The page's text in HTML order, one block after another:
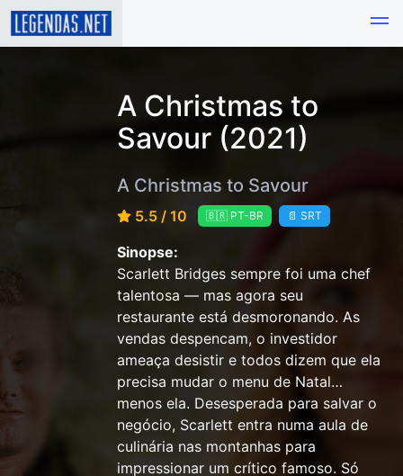
A Christmas to
Savour (2021)
A Christmas to Savour
5.5 / 10 🇧🇷 PT-BR 📄 SRT
Sinopse:
Scarlett Bridges sempre foi uma chef
talentosa — mas agora seu
restaurante está desmoronando. As
vendas despencam, o investidor
ameaça desistir e todos dizem que ela
precisa mudar o menu de Natal…
menos ela. Desesperada para salvar o
negócio, Scarlett entra numa aula de
culinária nas montanhas para
impressionar um crítico famoso. Só